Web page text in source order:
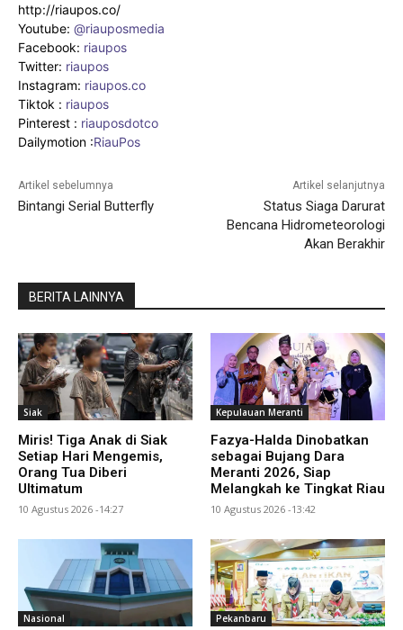
http://riaupos.co/
Youtube: @riauposmedia
Facebook: riaupos
Twitter: riaupos
Instagram: riaupos.co
Tiktok : riaupos
Pinterest : riauposdotco
Dailymotion :RiauPos
Artikel sebelumnya
Bintangi Serial Butterfly
Artikel selanjutnya
Status Siaga Darurat
Bencana Hidrometeorologi
Akan Berakhir
BERITA LAINNYA
Siak
Miris! Tiga Anak di Siak
Setiap Hari Mengemis,
Orang Tua Diberi
Ultimatum
10 Agustus 2026 -14:27
Kepulauan Meranti
Fazya-Halda Dinobatkan
sebagai Bujang Dara
Meranti 2026, Siap
Melangkah ke Tingkat Riau
10 Agustus 2026 -13:42
Nasional Pekanbaru